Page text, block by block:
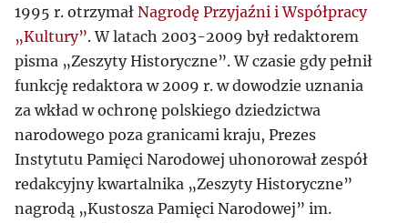
1995 r. otrzymał Nagrodę Przyjaźni i Współpracy
„Kultury”. W latach 2003-2009 był redaktorem
pisma „Zeszyty Historyczne”. W czasie gdy pełnił
funkcję redaktora w 2009 r. w dowodzie uznania
za wkład w ochronę polskiego dziedzictwa
narodowego poza granicami kraju, Prezes
Instytutu Pamięci Narodowej uhonorował zespół
redakcyjny kwartalnika „Zeszyty Historyczne”
nagrodą „Kustosza Pamięci Narodowej” im.